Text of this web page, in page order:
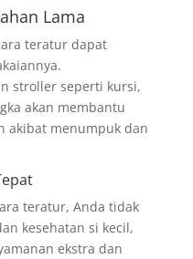
Lama
teratur dapat
stroller seperti kursi,
akan membantu
akibat menumpuk dan
teratur, Anda tidak
kesehatan si kecil,
ekstra dan